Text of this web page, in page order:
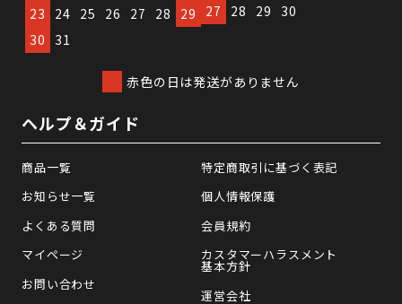
23
24 25 26 27 28
29
30
31
27
28 29 30
赤色の日は発送がありません
ヘルプ＆ガイド
商品一覧
お知らせ一覧
よくある質問
マイページ
お問い合わせ
特定商取引に基づく表記
個人情報保護
会員規約
カスタマーハラスメント
基本方針
運営会社